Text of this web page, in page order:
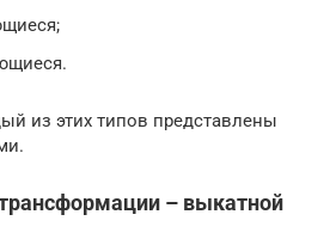
из этих типов представлены
– выкатной